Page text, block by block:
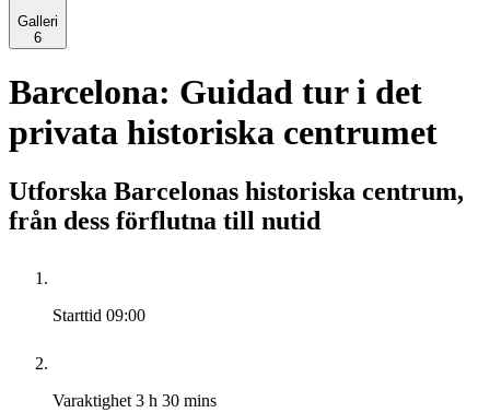
Galleri
6
Barcelona: Guidad tur i det
privata historiska centrumet
Utforska Barcelonas historiska centrum,
från dess förflutna till nutid
Starttid 09:00
Varaktighet 3 h 30 mins